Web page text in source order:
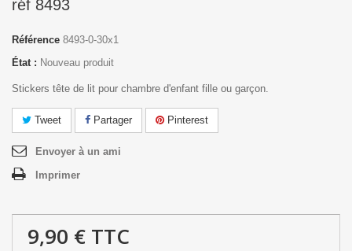
réf 8493
Référence 8493-0-30x1
État : Nouveau produit
Stickers tête de lit pour chambre d'enfant fille ou garçon.
Tweet Partager Pinterest
Envoyer à un ami
Imprimer
9,90 € TTC